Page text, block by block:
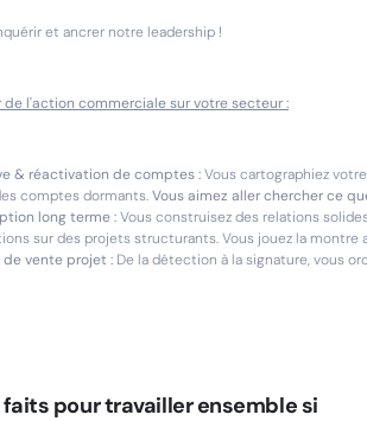
et ancrer notre leadership !
l'action commerciale sur votre secteur :
& réactivation de comptes :Vous cartographiez
comptes dormants.Vous aimez aller chercher ce
long terme :Vous construisez des relations
sur des projets structurants. Vous jouez la montre
vente projet : De la détection à la signature, vous
pour travailler ensemble si